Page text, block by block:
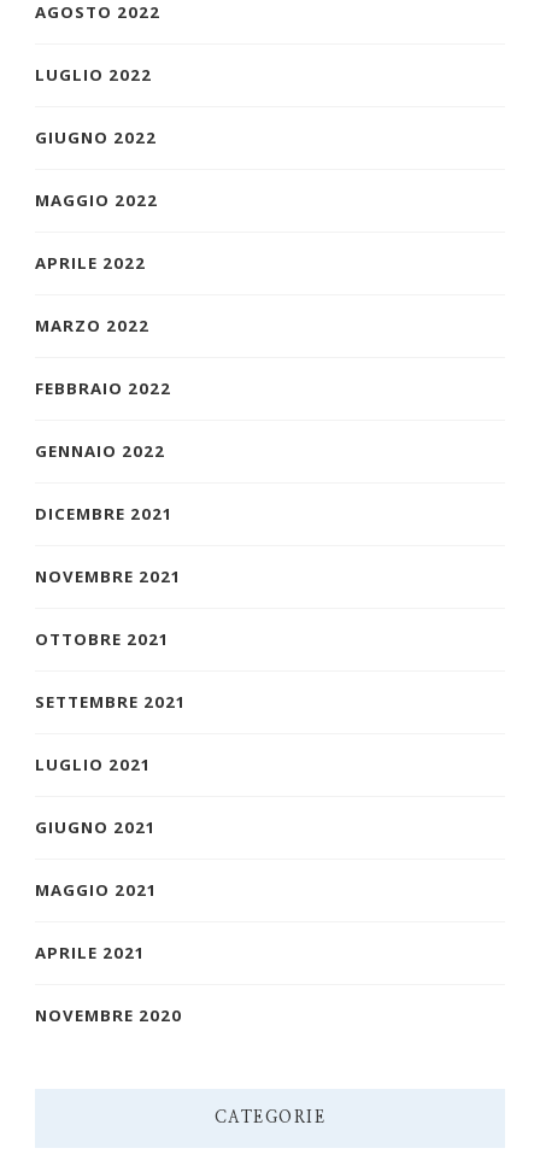
AGOSTO 2022
LUGLIO 2022
GIUGNO 2022
MAGGIO 2022
APRILE 2022
MARZO 2022
FEBBRAIO 2022
GENNAIO 2022
DICEMBRE 2021
NOVEMBRE 2021
OTTOBRE 2021
SETTEMBRE 2021
LUGLIO 2021
GIUGNO 2021
MAGGIO 2021
APRILE 2021
NOVEMBRE 2020
CATEGORIE